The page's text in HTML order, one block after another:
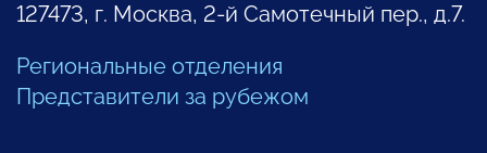
127473, г. Москва, 2-й Самотечный пер., д.7.
Региональные отделения
Представители за рубежом